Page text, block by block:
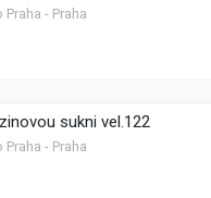
- Praha
sukni vel.122
- Praha